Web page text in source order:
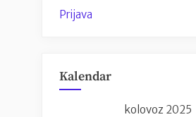
za
sistematski
Prijava
Kalendar
kolovoz 2025